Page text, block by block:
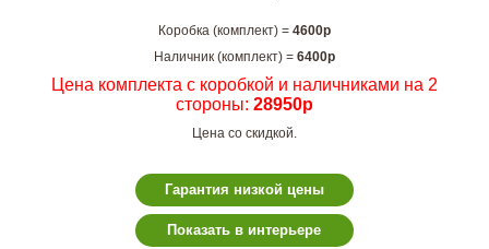
Коробка (комплект) = 4600р
Наличник (комплект) = 6400р
Цена комплекта с коробкой и наличниками на 2
стороны: 28950р
Цена со скидкой.
Гарантия низкой цены
Показать в интерьере